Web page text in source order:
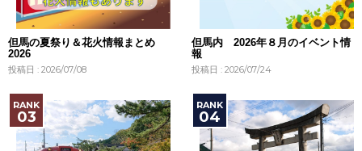
但馬の夏祭り＆花火情報まとめ
2026
投稿日 : 2026/07/08
但馬内 2026年８月のイベント情
報
投稿日 : 2026/07/24